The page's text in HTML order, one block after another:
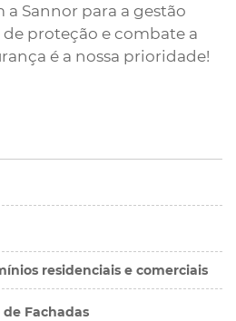
Sannor para a gestão
proteção e combate a
é a nossa prioridade!
residenciais e comerciais
Fachadas